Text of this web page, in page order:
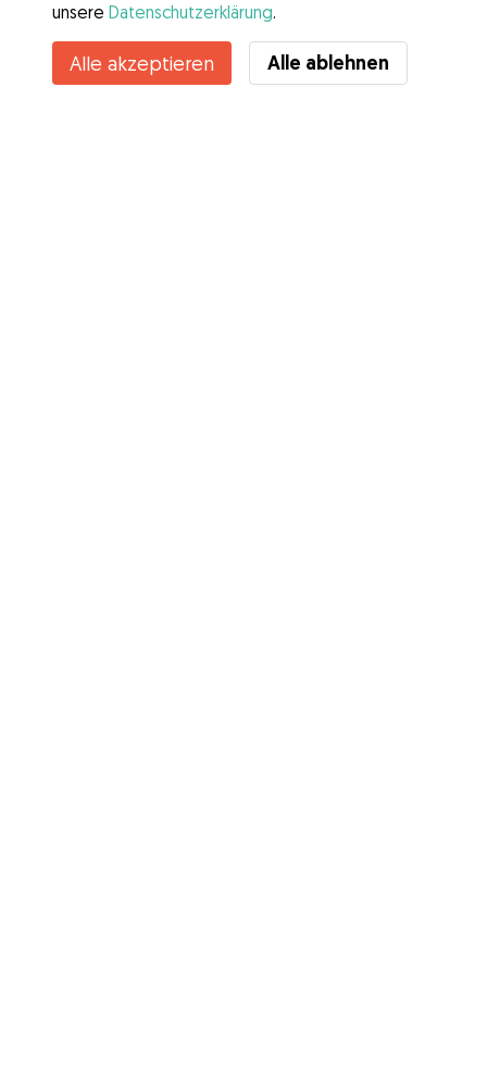
unsere Datenschutzerklärung.
Alle akzeptieren Alle ablehnen